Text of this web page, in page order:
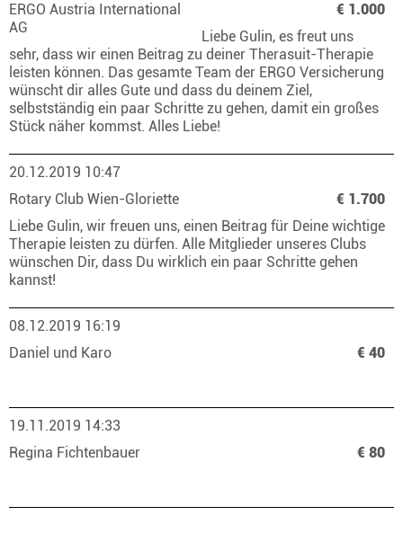
ERGO Austria International
AG
€ 1.000
Liebe Gulin, es freut uns
sehr, dass wir einen Beitrag zu deiner Therasuit-Therapie
leisten können. Das gesamte Team der ERGO Versicherung
wünscht dir alles Gute und dass du deinem Ziel,
selbstständig ein paar Schritte zu gehen, damit ein großes
Stück näher kommst. Alles Liebe!
20.12.2019 10:47
Rotary Club Wien-Gloriette
€ 1.700
Liebe Gulin, wir freuen uns, einen Beitrag für Deine wichtige
Therapie leisten zu dürfen. Alle Mitglieder unseres Clubs
wünschen Dir, dass Du wirklich ein paar Schritte gehen
kannst!
08.12.2019 16:19
Daniel und Karo
€ 40
19.11.2019 14:33
Regina Fichtenbauer
€ 80